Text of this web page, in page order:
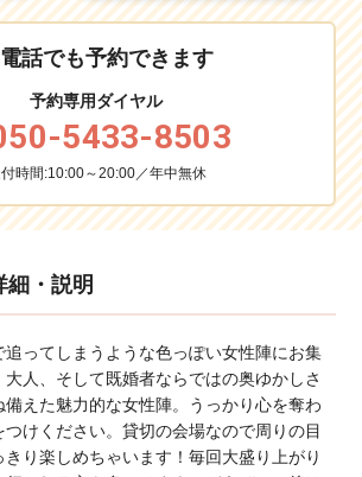
話でも予約できます
予約専用ダイヤル
5433-8503
時間:10:00～20:00／年中無休
細・説明
ってしまうような色っぽい女性陣にお集
大人、そして既婚者ならではの奥ゆかしさ
備えた魅力的な女性陣。うっかり心を奪わ
けください。貸切の会場なので周りの目
きり楽しめちゃいます！毎回大盛り上がり